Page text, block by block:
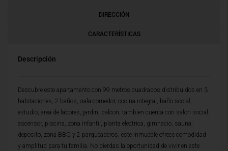
DIRECCIÓN
CARACTERÍSTICAS
Descripción
Descubre este apartamento con 99 metros cuadrados distribuidos en 3
habitaciones, 2 baños, sala-comedor, cocina integral, baño social,
estudio, area de labores, jardin, balcon, tambien cuenta con salon social,
ascensor, piscina, zona infantil, planta electrica, gimnacio, sauna,
deposito, zona BBQ y 2 parqueaderos, este inmueble ofrece comodidad
y amplitud para tu familia. No pierdas la oportunidad de vivir en este